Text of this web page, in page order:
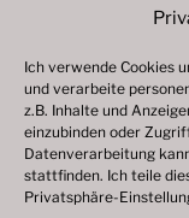
Ich verwende Cookies
und verarbeite
z.B. Inhalte und
einzubinden oder
Datenverarbeitung
stattfinden. Ich teile
Privatsphäre-
Frühjahrskirmes,
Änderungen